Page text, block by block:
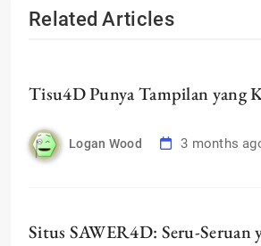
Related Articles
Tisu4D Punya Tampilan yang
Logan Wood 3 months
Situs SAWER4D: Seru-Seruan